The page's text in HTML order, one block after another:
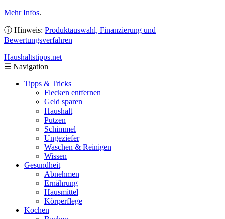
Mehr Infos.
ⓘ Hinweis: Produktauswahl, Finanzierung und
Bewertungsverfahren
Haushaltstipps.net
☰ Navigation
Tipps & Tricks
Flecken entfernen
Geld sparen
Haushalt
Putzen
Schimmel
Ungeziefer
Waschen & Reinigen
Wissen
Gesundheit
Abnehmen
Ernährung
Hausmittel
Körperflege
Kochen